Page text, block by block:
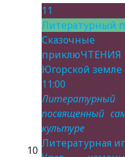
10
11
Литературный
Сказочные
Югорской земле
11:00
Литературный
посвященный
культуре
Литературная